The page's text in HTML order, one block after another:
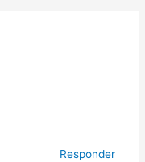
Responder